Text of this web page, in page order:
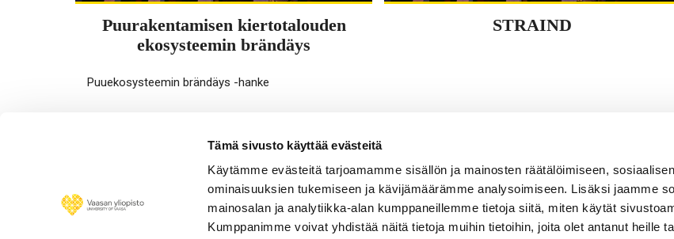
Tämä sivusto käyttää evästeitä
Käytämme evästeitä tarjoamamme sisällön ja mainosten räätälöimiseen,
ominaisuuksien tukemiseen ja kävijämäärämme analysoimiseen. Lisäksi jaamme
mainosalan ja analytiikka-alan kumppaneillemme tietoja siitä, miten käytät
Kumppanimme voivat yhdistää näitä tietoja muihin tietoihin, joita olet antanut heille
Puurakentamisen kiertotalouden
ekosysteemin brändäys
Puuekosysteemin brändäys -hanke
STRAIND
Go to site